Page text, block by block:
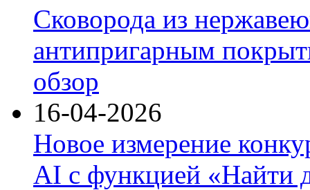
Сковорода из
антипригарным
обзор
16-04-2026
Новое измерение
AI с функцией «Найти